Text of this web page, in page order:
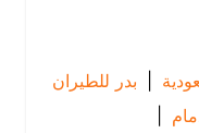
| بدر للطيران